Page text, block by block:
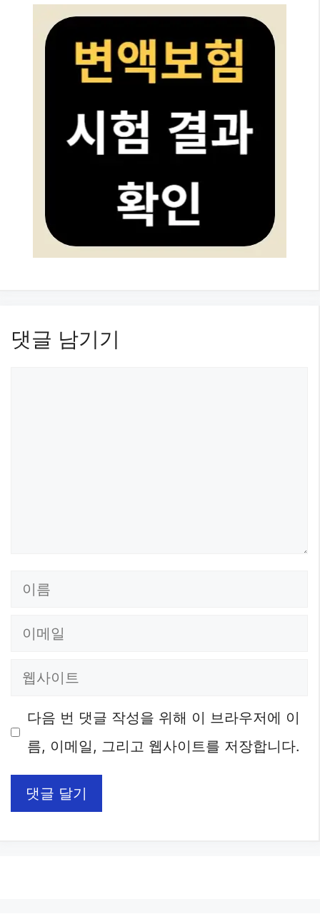
댓글 남기기
이
이
웹
이
다음 번 댓글 작성을 위해 이 브라우저에 이
름, 이메일, 그리고 웹사이트를 저장합니다.